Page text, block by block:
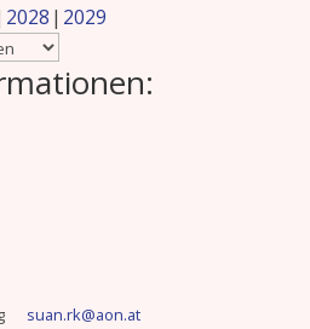
2028 2029
suan.rk@aon.at